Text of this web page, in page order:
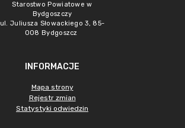
Starostwo Powiatowe w
Bydgoszczy
ul. Juliusza Słowackiego 3, 85-
008 Bydgoszcz
INFORMACJE
Mapa strony
Rejestr zmian
Statystyki odwiedzin